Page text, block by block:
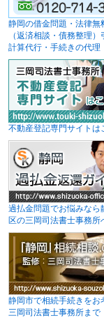
静岡の借金問題・法律無
（返済相談・債務整理）
計算代行・手続きの代理
不動産登記専門サイトは
過払金問題でお悩みなら
区の三岡司法書士事務所
静岡市で相続手続きをお
三岡司法書士事務所まで